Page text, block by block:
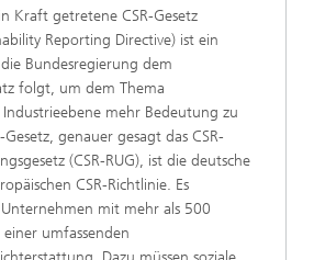
Kraft getretene CSR-Gesetz
Reporting Directive) ist ein
Bundesregierung dem
folgt, um dem Thema
mehr Bedeutung zu
Gesetz, genauer gesagt das CSR-
(CSR-RUG), ist die deutsche
CSR-Richtlinie. Es
mit mehr als 500
umfassenden